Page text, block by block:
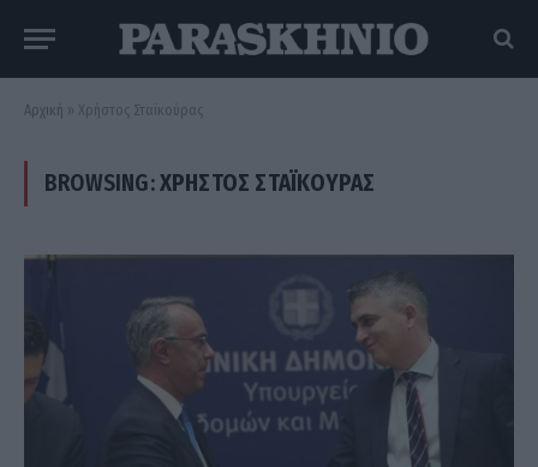
Αρχική » Χρήστος Σταϊκούρας
BROWSING:ΧΡΉΣΤΟΣ ΣΤΑΪΚΟΎΡΑΣ